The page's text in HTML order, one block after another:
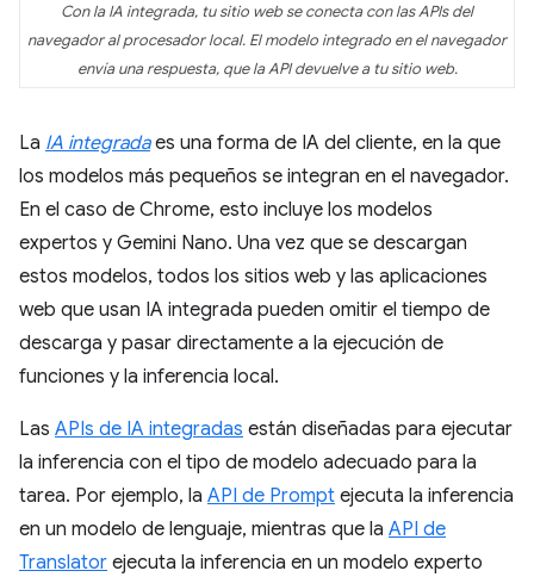
Con la IA integrada, tu sitio web se conecta con las APIs del
navegador al procesador local. El modelo integrado en el navegador
envía una respuesta, que la API devuelve a tu sitio web.
La IA integradaes una forma de IA del cliente, en la que
los modelos más pequeños se integran en el navegador.
En el caso de Chrome, esto incluye los modelos
expertos y Gemini Nano. Una vez que se descargan
estos modelos, todos los sitios web y las aplicaciones
web que usan IA integrada pueden omitir el tiempo de
descarga y pasar directamente a la ejecución de
funciones y la inferencia local.
Las APIs de IA integradas están diseñadas para ejecutar
la inferencia con el tipo de modelo adecuado para la
tarea. Por ejemplo, la API de Prompt ejecuta la inferencia
en un modelo de lenguaje, mientras que la API de
Translator ejecuta la inferencia en un modelo experto